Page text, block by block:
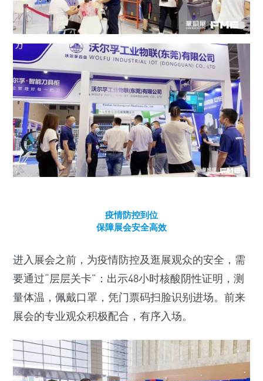
疫情防控到位
保障展会安全高效
进入展会之前，为疫情防控及逛展观众的安全，需
要通过“层层关卡”：出示48小时核酸阴性证明，测
量体温，佩戴口罩，凭门票码扫脸识别进场。前来
展会的专业观众积极配合，有序入场。